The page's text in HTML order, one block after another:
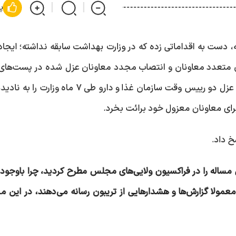
نشسته، دست به اقداماتی زده که در وزارت بهداشت سابقه نداشته؛
متعدد معاونان و انتصاب مجدد معاونان عزل شده در
روز پنجشنبه هم در جمع معاونان غذا و داروی دانشگاه‌های علوم پزشکی کشور، علت عزل دو رییس وقت سازمان
معاونان معزول خود برائت بخرد.
داد.
را در فراکسیون ولایی‌های مجلس مطرح کردید، چرا باوجود
که معمولا گزارش‌ها و هشدارهایی از تریبون رسانه می‌دهند، در